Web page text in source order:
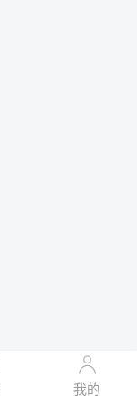
我的